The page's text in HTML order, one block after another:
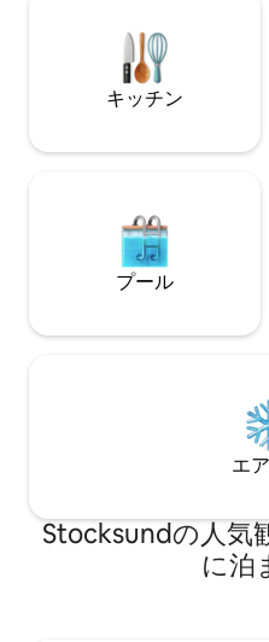
キッチン
プール
エ
Stocksundの人気
に泊